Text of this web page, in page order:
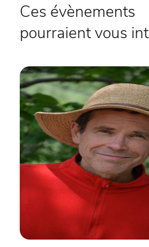
Ces évènements
pourraient vous